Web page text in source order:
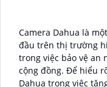
Camera Dahua là
đầu trên thị trường
trong việc bảo vệ an
cộng đồng. Để hiểu
Dahua trong việc